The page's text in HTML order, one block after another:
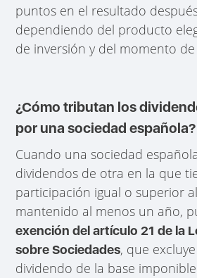
puntos en el resultado
dependiendo del producto
de inversión y del momento
¿Cómo tributan los
por una sociedad española?
Cuando una sociedad
dividendos de otra en la que
participación igual o superior
mantenido al menos un año,
exención del artículo 21 de la
sobre Sociedades, que
dividendo de la base